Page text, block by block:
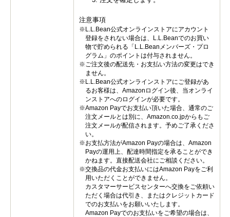
注意事項
※L.L.Bean公式オンラインストアにアカウント
登録をされない場合は、L.L.Beanでのお買い
物で貯められる「L.L.Beanメンバーズ・プロ
グラム」のポイントは付与されません。
※ご注文後の配送先・お支払い方法の変更はでき
ません。
※L.L.Bean公式オンラインストアにご登録があ
るお客様は、Amazonログイン後、当オンライ
ンストアへのログインが必要です。
※Amazon Payでお支払い頂いた場合、通常のご
注文メールとは別に、Amazon.co.jpからもご
注文メールが配信されます。予めご了承くださ
い。
※お支払方法がAmazon Payの場合は、Amazon
Payの運用上、配達時間指定を承ることができ
かねます。直接配送会社にご相談ください。
※交換品の代金お支払いにはAmazon Payをご利
用いただくことができません。
カスタマーサービスセンターへ交換をご依頼い
ただく場合は代引き、またはクレジットカード
でのお支払いをお願いいたします。
Amazon Payでのお支払いをご希望の場合は、